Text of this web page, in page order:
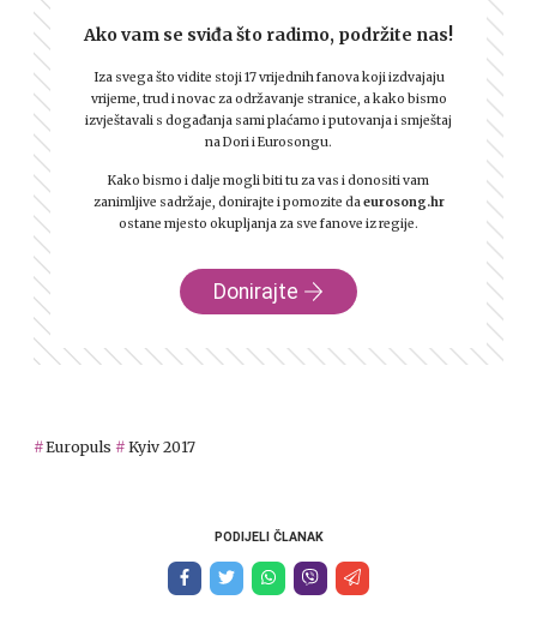
Ako vam se sviđa što radimo, podržite nas!
Iza svega što vidite stoji 17 vrijednih fanova koji izdvajaju
vrijeme, trud i novac za održavanje stranice, a kako bismo
izvještavali s događanja sami plaćamo i putovanja i smještaj
na Dori i Eurosongu.
Kako bismo i dalje mogli biti tu za vas i donositi vam
zanimljive sadržaje, donirajte i pomozite daeurosong.hr
ostane mjesto okupljanja za sve fanove iz regije.
Donirajte
Europuls Kyiv 2017
PODIJELI ČLANAK